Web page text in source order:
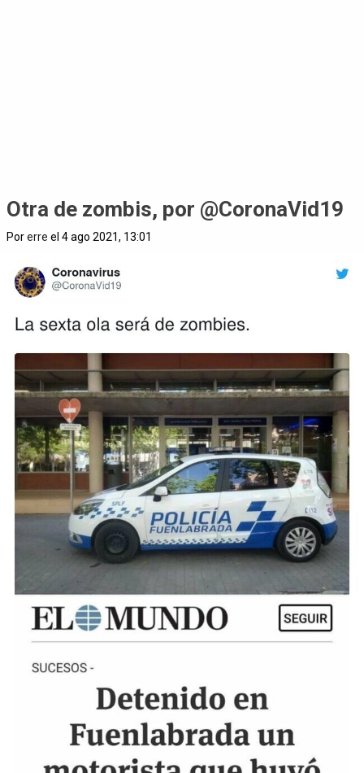
Otra de zombis, por @CoronaVid19
Porerre el 4 ago 2021, 13:01